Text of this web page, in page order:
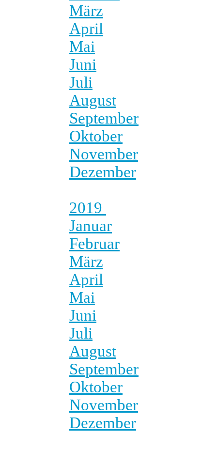
März
April
Mai
Juni
Juli
August
September
Oktober
November
Dezember
2019
Januar
Februar
März
April
Mai
Juni
Juli
August
September
Oktober
November
Dezember